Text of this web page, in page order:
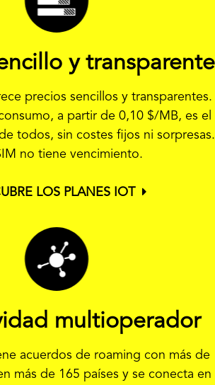
y transparente
precios sencillos y transparentes.
a partir de 0,10 $/MB, es el
todos, sin costes fijos ni sorpresas.
no tiene vencimiento.
LOS PLANES IOT
multioperador
acuerdos de roaming con más de
más de 165 países y se conecta en